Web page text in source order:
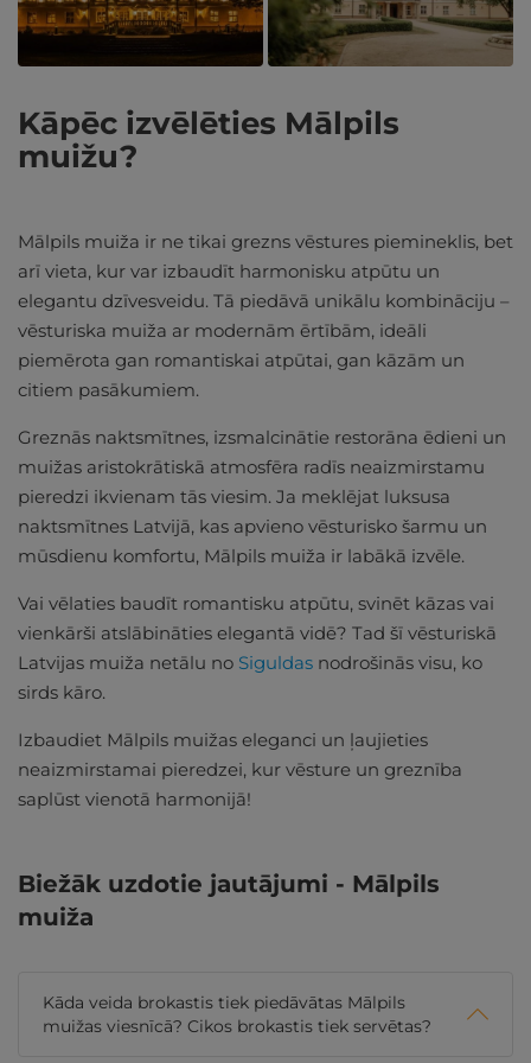
Kāpēc izvēlēties Mālpils
muižu?
Mālpils muiža ir ne tikai grezns vēstures piemineklis, bet
arī vieta, kur var izbaudīt harmonisku atpūtu un
elegantu dzīvesveidu. Tā piedāvā unikālu kombināciju –
vēsturiska muiža ar modernām ērtībām, ideāli
piemērota gan romantiskai atpūtai, gan kāzām un
citiem pasākumiem.
Greznās naktsmītnes, izsmalcinātie restorāna ēdieni un
muižas aristokrātiskā atmosfēra radīs neaizmirstamu
pieredzi ikvienam tās viesim. Ja meklējat luksusa
naktsmītnes Latvijā, kas apvieno vēsturisko šarmu un
mūsdienu komfortu, Mālpils muiža ir labākā izvēle.
Vai vēlaties baudīt romantisku atpūtu, svinēt kāzas vai
vienkārši atslābināties elegantā vidē? Tad šī vēsturiskā
Latvijas muiža netālu no Siguldas nodrošinās visu, ko
sirds kāro.
Izbaudiet Mālpils muižas eleganci un ļaujieties
neaizmirstamai pieredzei, kur vēsture un greznība
saplūst vienotā harmonijā!
Biežāk uzdotie jautājumi - Mālpils
muiža
Kāda veida brokastis tiek piedāvātas Mālpils
muižas viesnīcā? Cikos brokastis tiek servētas?